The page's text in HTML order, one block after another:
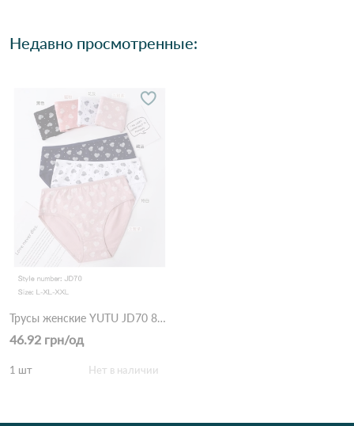
Недавно просмотренные:
Трусы женские YUTU JD70 8в Разные цвета
46.92 грн/од
1 шт Нет в наличии